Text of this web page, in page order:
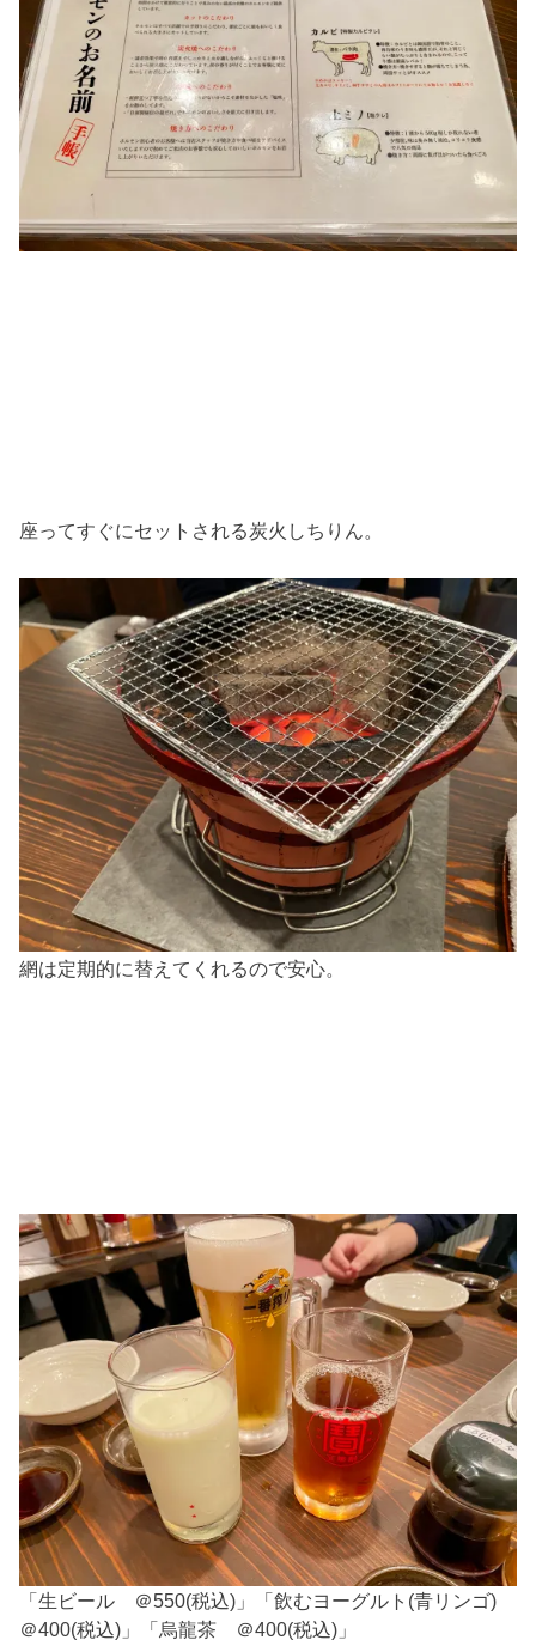
座ってすぐにセットされる炭火しちりん。
網は定期的に替えてくれるので安心。
「生ビール ＠550(税込)」「飲むヨーグルト(青リンゴ)
＠400(税込)」「烏龍茶 ＠400(税込)」